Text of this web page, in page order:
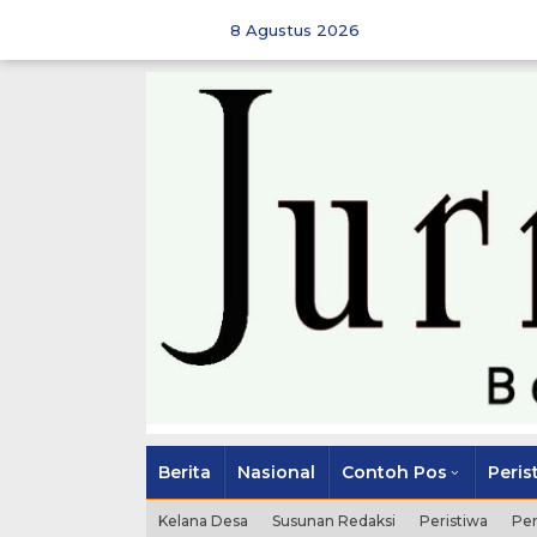
8 Agustus 2026
Berita Nasional Contoh Pos
Kelana Desa Susunan Redaksi Peristiwa